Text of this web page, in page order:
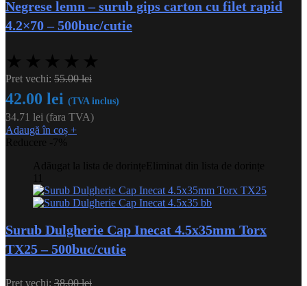
Negrese lemn – surub gips carton cu filet rapid
4.2×70 – 500buc/cutie
★ ★ ★ ★ ★
Pret vechi: 55.00lei
42.00 lei (TVA inclus)
34.71 lei (fara TVA)
Adaugă în coș +
Reducere -7%
Adăugat la lista de dorințeEliminat din lista de dorințe
Surub Dulgherie Cap Inecat 4.5x35mm Torx
TX25 – 500buc/cutie
Pret vechi: 38.00lei